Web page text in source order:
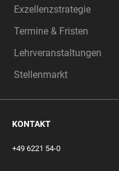
Exzellenzstrategie
Termine & Fristen
Lehrveranstaltungen
Stellenmarkt
KONTAKT
+49 6221 54-0